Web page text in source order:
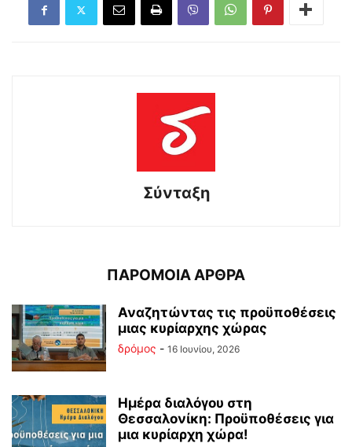
Σύνταξη
ΠΑΡΟΜΟΙΑ ΑΡΘΡΑ
Αναζητώντας τις προϋποθέσεις
μιας κυρίαρχης χώρας
δρόμος - 16 Ιουνίου, 2026
Ημέρα διαλόγου στη
Θεσσαλονίκη: Προϋποθέσεις για
μια κυρίαρχη χώρα!